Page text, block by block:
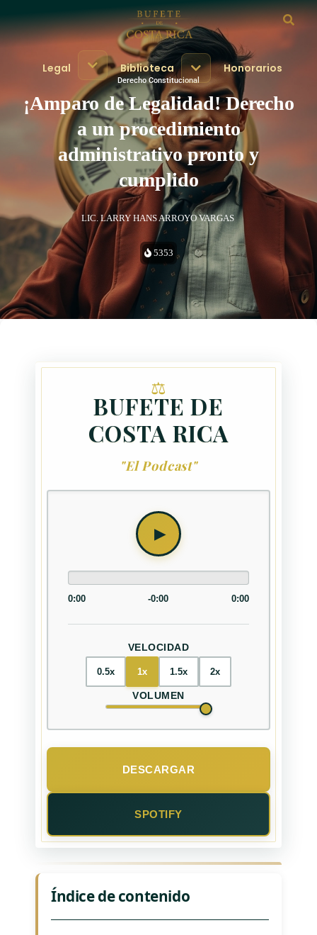
Legal Biblioteca Honorarios
Derecho Constitucional
¡Amparo de Legalidad! Derecho
a un procedimiento
administrativo pronto y
cumplido
LIC. LARRY HANS ARROYO VARGAS
5353
BUFETE DE
COSTA RICA
"El Podcast"
0:00 -0:00 0:00
VELOCIDAD
0.5x 1x 1.5x 2x
VOLUMEN
DESCARGAR
SPOTIFY
Índice de contenido